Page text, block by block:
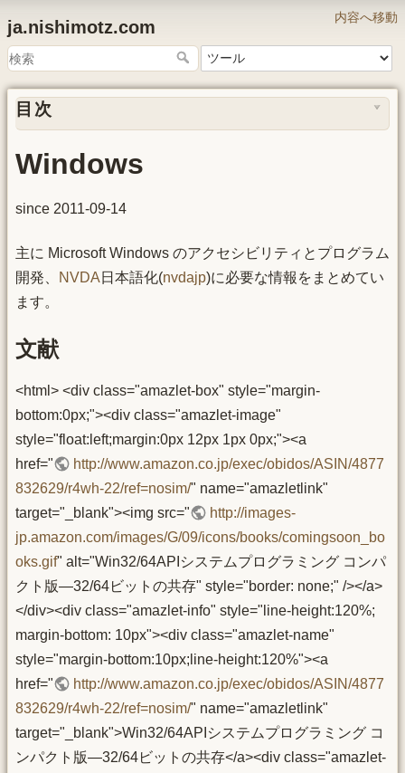
内容へ移動
ja.nishimotz.com
目次
Windows
since 2011-09-14
主に Microsoft Windows のアクセシビリティとプログラム
開発、
NVDA 日本語化(nvdajp)に必要な情報をまとめてい
ます。
文献
<html> <div class="amazlet-box" style="margin-
bottom:0px;"><div class="amazlet-image"
style="float:left;margin:0px 12px 1px 0px;"><a
href="
http://www.amazon.co.jp/exec/obidos/ASIN/4877
832629/r4wh-22/ref=nosim/" name="amazletlink"
target="_blank"><img src="
http://images-
jp.amazon.com/images/G/09/icons/books/comingsoon_bo
oks.gif" alt="Win32/64APIシステムプログラミング コンパ
クト版―32/64ビットの共存" style="border: none;" /></a>
</div><div class="amazlet-info" style="line-height:120%;
margin-bottom: 10px"><div class="amazlet-name"
style="margin-bottom:10px;line-height:120%"><a
href="
http://www.amazon.co.jp/exec/obidos/ASIN/4877
832629/r4wh-22/ref=nosim/" name="amazletlink"
target="_blank">Win32/64APIシステムプログラミング コ
ンパクト版―32/64ビットの共存</a><div class="amazlet-